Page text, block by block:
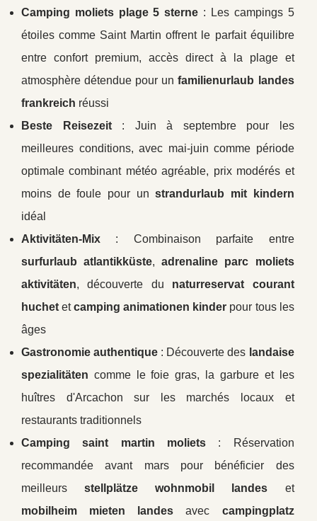
Camping moliets plage 5 sterne : Les campings 5
étoiles comme Saint Martin offrent le parfait équilibre
entre confort premium, accès direct à la plage et
atmosphère détendue pour unfamilienurlaub landes
frankreich réussi
Beste Reisezeit: Juin à septembre pour les
meilleures conditions, avec mai-juin comme période
optimale combinant météo agréable, prix modérés et
moins de foule pour unstrandurlaub mit kindern
idéal
Aktivitäten-Mix : Combinaison parfaite entre
surfurlaub atlantikküste,adrenaline parc moliets
aktivitäten, découverte du naturreservat courant
huchet etcamping animationen kinder pour tous les
âges
Gastronomie authentique : Découverte des landaise
spezialitäten comme le foie gras, la garbure et les
huîtres d'Arcachon sur les marchés locaux et
restaurants traditionnels
Camping saint martin moliets: Réservation
recommandée avant mars pour bénéficier des
meilleursstellplätze wohnmobil landes et
mobilheim mieten landes avec campingplatz